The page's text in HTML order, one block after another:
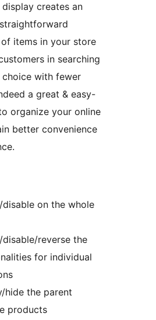
creates an
items in your store
in searching
with fewer
a great & easy-
organize your online
better convenience
disable on the whole
disable/reverse the
for individual
hide the parent
products